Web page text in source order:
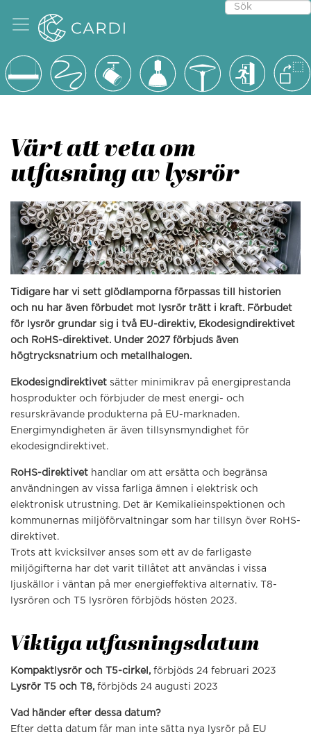
Värt att veta om
utfasning av lysrör
Tidigare har vi sett glödlamporna förpassas till historien
och nu har även förbudet mot lysrör trätt i kraft. Förbudet
för lysrör grundar sig i två EU-direktiv, Ekodesigndirektivet
och RoHS-direktivet. Under 2027 förbjuds även
högtrycksnatrium och metallhalogen.
Ekodesigndirektivet sätter minimikrav på energiprestanda
hosprodukter och förbjuder de mest energi- och
resurskrävande produkterna på EU-marknaden.
Energimyndigheten är även tillsynsmyndighet för
ekodesigndirektivet.
RoHS-direktivet handlar om att ersätta och begränsa
användningen av vissa farliga ämnen i elektrisk och
elektronisk utrustning. Det är Kemikalieinspektionen och
kommunernas miljöförvaltningar som har tillsyn över RoHS-
direktivet.
Trots att kvicksilver anses som ett av de farligaste
miljögifterna har det varit tillåtet att användas i vissa
ljuskällor i väntan på mer energieffektiva alternativ. T8-
lysrören och T5 lysrören förbjöds hösten 2023.
Viktiga utfasningsdatum
Kompaktlysrör och T5-cirkel, förbjöds 24 februari 2023
Lysrör T5 och T8, förbjöds 24 augusti 2023
Vad händer efter dessa datum?
Efter detta datum får man inte sätta nya lysrör på EU